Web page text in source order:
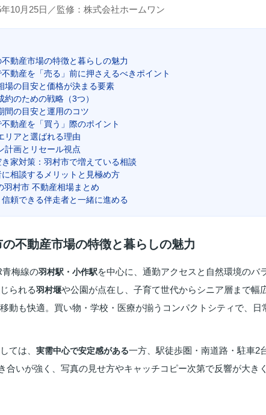
10月25日／監修：株式会社ホームワン
動産市場の特徴と暮らしの魅力
動産を「売る」前に押さえるべきポイント
場の目安と価格が決まる要素
約のための戦略（3つ）
間の目安と運用のコツ
動産を「買う」際のポイント
リアと選ばれる理由
計画とリセール視点
家対策：羽村市で増えている相談
相談するメリットと見極め方
羽村市 不動産相場まとめ
信頼できる伴走者と一緒に進める
不動産市場の特徴と暮らしの魅力
梅線の羽村駅・小作駅を中心に、通勤アクセスと自然環境のバ
られる羽村堰や公園が点在し、子育て世代からシニア層まで幅
動も快適。買い物・学校・医療が揃うコンパクトシティで、
ては、 実需中心で安定感がある一方、駅徒歩圏・南道路・駐車2
合いが強く、写真の見せ方やキャッチコピー次第で反響が大き